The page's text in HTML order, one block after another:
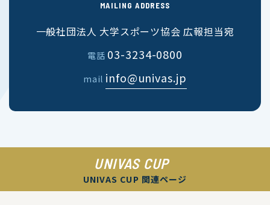
MAILING ADDRESS
一般社団法人 大学スポーツ協会 広報担当宛
電話 03-3234-0800
mail info@univas.jp
UNIVAS CUP
UNIVAS CUP 関連ページ